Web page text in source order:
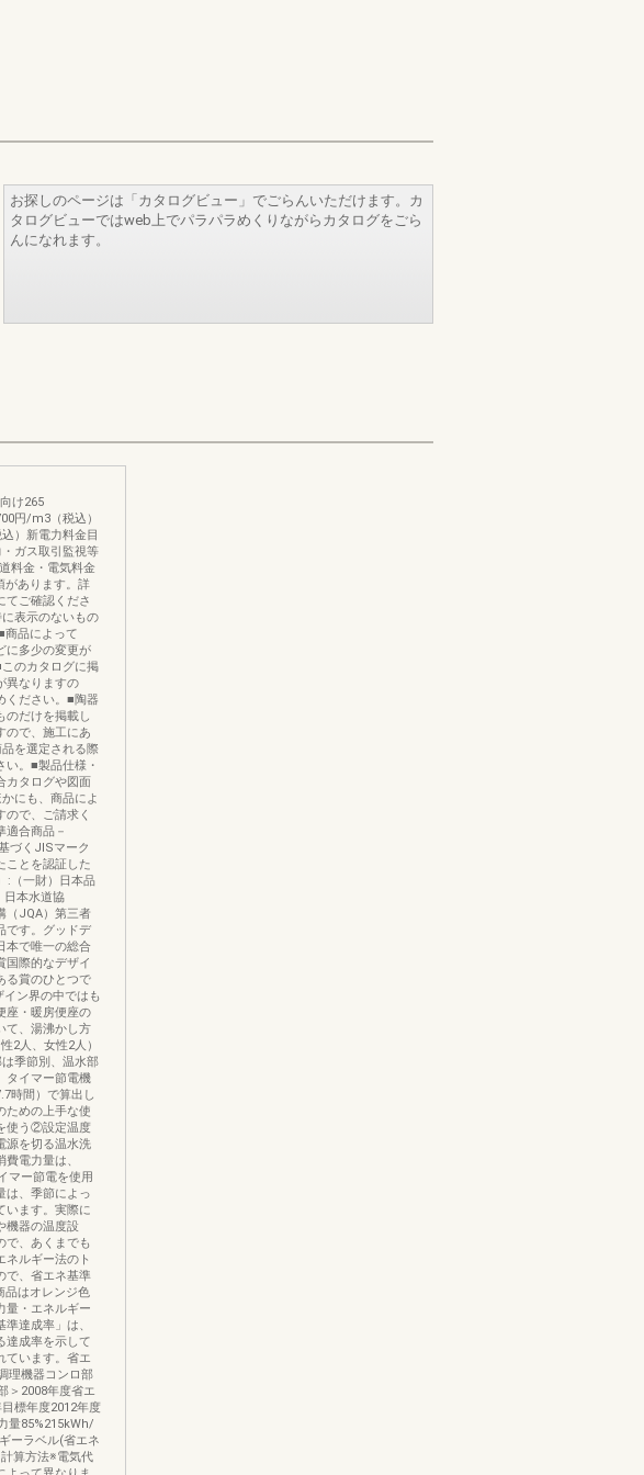
お探しのページは「カタログビュー」でごらんいただけます。カ
タログビューではweb上でパラパラめくりながらカタログをごら
んになれます。
け265
円/m3（税込）
）新電力料金目
ガス取引監視等
料金・電気料金
があります。詳
てご確認くださ
表示のないもの
商品によって
に多少の変更が
のカタログに掲
異なりますの
ください。■陶器
のだけを掲載し
ので、施工にあ
を選定される際
い。■製品仕様・
カタログや図面
にも、商品によ
ので、ご請求く
合商品－
づくJISマーク
ことを認証した
:（一財）日本品
日本水道協
）第三者
です。グッドデ
本で唯一の総合
国際的なデザイ
る賞のひとつで
ン界の中ではも
座・暖房便座の
て、湯沸かし方
2人、女性2人）
季節別、温水部
タイマー節電機
時間）で算出し
ための上手な使
使う②設定温度
を切る温水洗
電力量は、
マー節電を使用
は、季節によっ
います。実際に
機器の温度設
で、あくまでも
ネルギー法のト
で、省エネ基準
品はオレンジ色
量・エネルギー
達成率」は、
達成率を示して
ています。省エ
理機器コンロ部
＞2008年度省エ
標年度2012年度
量85%215kWh/
ーラベル(省エネ
算方法※電気代